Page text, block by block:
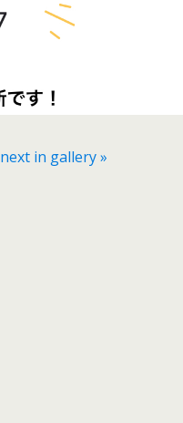
next in gallery »